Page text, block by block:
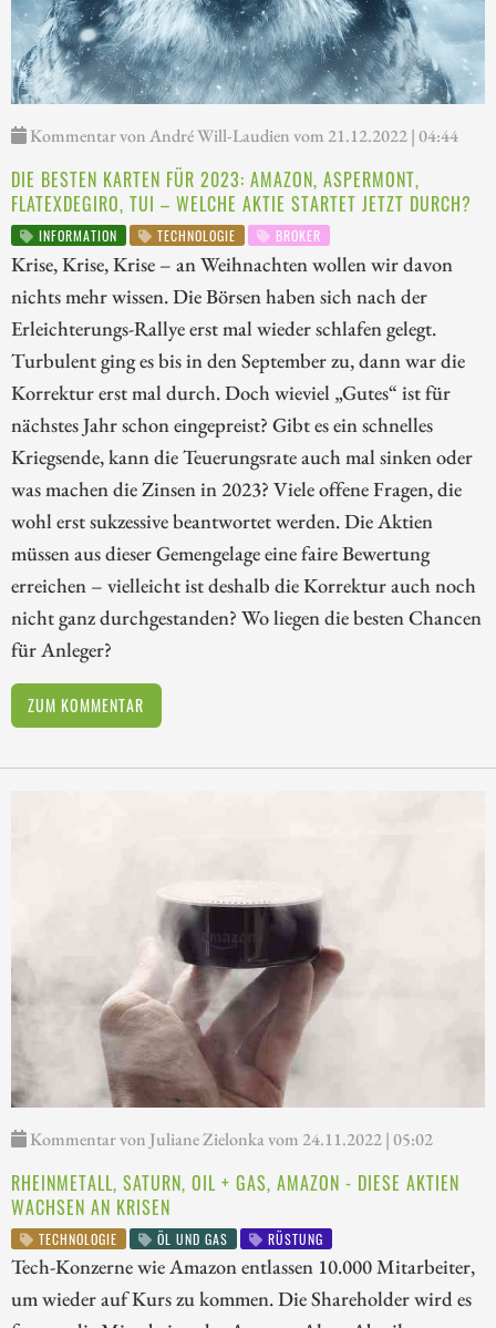
Kommentar von André Will-Laudien vom 21.12.2022 | 04:44
DIE BESTEN KARTEN FÜR 2023: AMAZON, ASPERMONT,
FLATEXDEGIRO, TUI – WELCHE AKTIE STARTET JETZT DURCH?
INFORMATION TECHNOLOGIE BROKER
Krise, Krise, Krise – an Weihnachten wollen wir davon
nichts mehr wissen. Die Börsen haben sich nach der
Erleichterungs-Rallye erst mal wieder schlafen gelegt.
Turbulent ging es bis in den September zu, dann war die
Korrektur erst mal durch. Doch wieviel „Gutes“ ist für
nächstes Jahr schon eingepreist? Gibt es ein schnelles
Kriegsende, kann die Teuerungsrate auch mal sinken oder
was machen die Zinsen in 2023? Viele offene Fragen, die
wohl erst sukzessive beantwortet werden. Die Aktien
müssen aus dieser Gemengelage eine faire Bewertung
erreichen – vielleicht ist deshalb die Korrektur auch noch
nicht ganz durchgestanden? Wo liegen die besten Chancen
für Anleger?
ZUM KOMMENTAR
Kommentar von Juliane Zielonka vom 24.11.2022 | 05:02
RHEINMETALL, SATURN, OIL + GAS, AMAZON - DIESE AKTIEN
WACHSEN AN KRISEN
TECHNOLOGIE ÖL UND GAS RÜSTUNG
Tech-Konzerne wie Amazon entlassen 10.000 Mitarbeiter,
um wieder auf Kurs zu kommen. Die Shareholder wird es